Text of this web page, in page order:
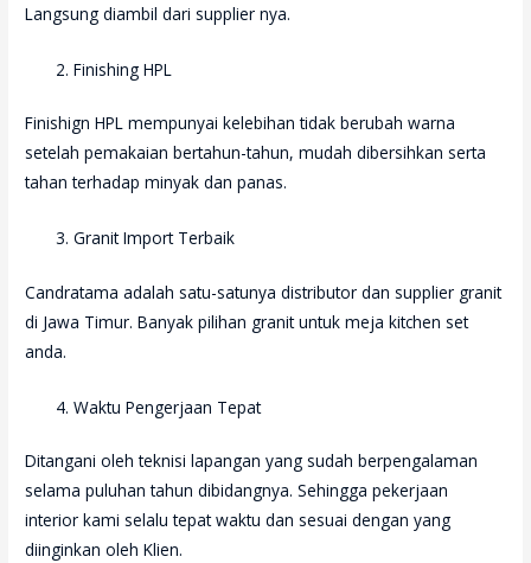
Langsung diambil dari supplier nya.
Finishing HPL
Finishign HPL mempunyai kelebihan tidak berubah warna
setelah pemakaian bertahun-tahun, mudah dibersihkan serta
tahan terhadap minyak dan panas.
Granit Import Terbaik
Candratama adalah satu-satunya distributor dan supplier granit
di Jawa Timur. Banyak pilihan granit untuk meja kitchen set
anda.
Waktu Pengerjaan Tepat
Ditangani oleh teknisi lapangan yang sudah berpengalaman
selama puluhan tahun dibidangnya. Sehingga pekerjaan
interior kami selalu tepat waktu dan sesuai dengan yang
diinginkan oleh Klien.